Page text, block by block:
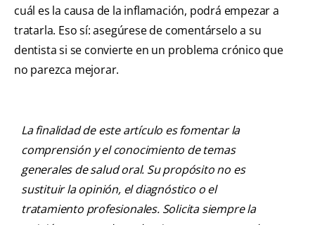
cuál es la causa de la inflamación, podrá empezar a
tratarla. Eso sí: asegúrese de comentárselo a su
dentista si se convierte en un problema crónico que
no parezca mejorar.
La finalidad de este artículo es fomentar la
comprensión y el conocimiento de temas
generales de salud oral. Su propósito no es
sustituir la opinión, el diagnóstico o el
tratamiento profesionales. Solicita siempre la